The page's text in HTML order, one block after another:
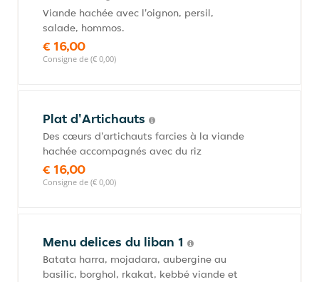
Viande hachée avec l'oignon, persil,
salade, hommos.
€ 16,00
Consigne de (€ 0,00)
Plat d'Artichauts
Des cœurs d'artichauts farcies à la viande
hachée accompagnés avec du riz
€ 16,00
Consigne de (€ 0,00)
Menu delices du liban 1
Batata harra, mojadara, aubergine au
basilic, borghol, rkakat, kebbé viande et